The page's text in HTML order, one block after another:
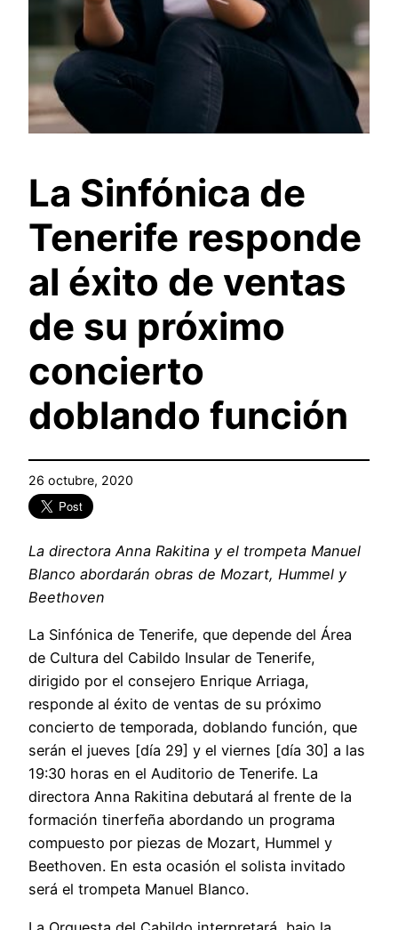
La Sinfónica de
Tenerife responde
al éxito de ventas
de su próximo
concierto
doblando función
26 octubre, 2020
La directora Anna Rakitina y el trompeta Manuel
Blanco abordarán obras de Mozart, Hummel y
Beethoven
La Sinfónica de Tenerife, que depende del Área
de Cultura del Cabildo Insular de Tenerife,
dirigido por el consejero Enrique Arriaga,
responde al éxito de ventas de su próximo
concierto de temporada, doblando función, que
serán el jueves [día 29] y el viernes [día 30] a las
19:30 horas en el Auditorio de Tenerife. La
directora Anna Rakitina debutará al frente de la
formación tinerfeña abordando un programa
compuesto por piezas de Mozart, Hummel y
Beethoven. En esta ocasión el solista invitado
será el trompeta Manuel Blanco.